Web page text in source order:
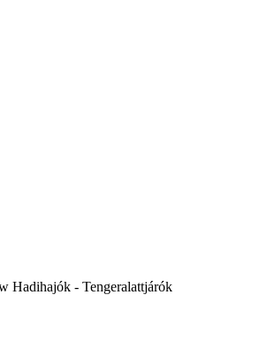
Hadihajók - Tengeralattjárók